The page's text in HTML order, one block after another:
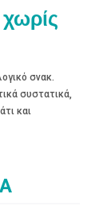
σνακ.
συστατικά,
και